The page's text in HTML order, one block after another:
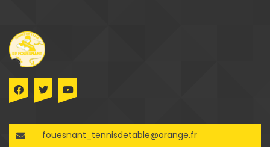
fouesnant_tennisdetable@orange.fr